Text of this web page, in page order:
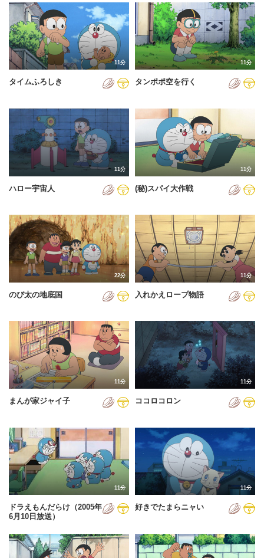
2024年
2025年
2026年
11分
タイムふろしき
11分
タンポポ空を行く
11分
ハロー宇宙人
11分
(秘)スパイ大作戦
22分
のび太の地底国
11分
入れかえロープ物語
11分
まんが家ジャイ子
11分
ココロコロン
11分
ドラえもんだらけ（2005年
6月10日放送）
11分
好きでたまらニャい